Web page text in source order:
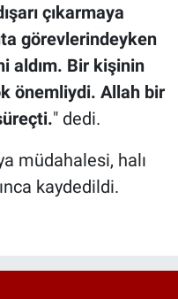
çıkarmaya
görevlerindeyken
aldım. Bir kişinin
önemliydi. Allah bir
" dedi.
müdahalesi, halı
kaydedildi.